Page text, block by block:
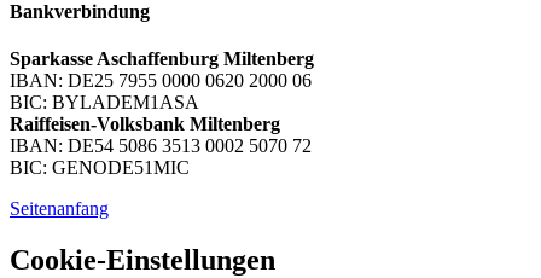
Bankverbindung
Sparkasse Aschaffenburg Miltenberg
IBAN: DE25 7955 0000 0620 2000 06
BIC: BYLADEM1ASA
Raiffeisen-Volksbank Miltenberg
IBAN: DE54 5086 3513 0002 5070 72
BIC: GENODE51MIC
Seitenanfang
Cookie-Einstellungen